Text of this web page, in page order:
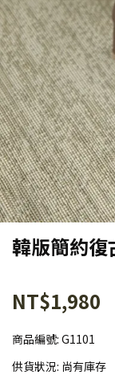
韓版簡約復
NT$1,980
商品編號: G1101
供貨狀況: 尚有庫存